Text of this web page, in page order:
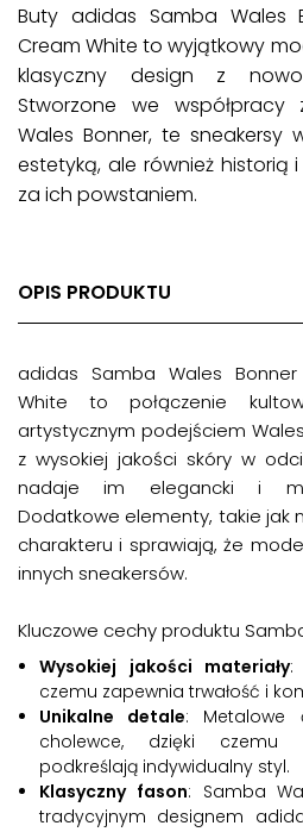
Buty adidas Samba Wales
Cream White to wyjątkowy
klasyczny design z
Stworzone we
Wales Bonner, te sneakersy
estetyką, ale również historią
za ich powstaniem.
OPIS PRODUKTU
adidas Samba Wales
White to połączenie
artystycznym podejściem
z wysokiej jakości skóry w
nadaje im elegancki i
Dodatkowe elementy, takie jak
charakteru i sprawiają, że
innych sneakersów.
Kluczowe cechy produktu
Wysokiej jakości materiały:
czemu zapewnia trwałość i
Unikalne detale: Metalowe
cholewce, dzięki
podkreślają indywidualny styl.
Klasyczny fason: Samba
tradycyjnym designem